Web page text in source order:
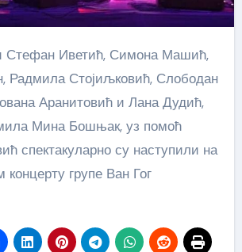
Радмила Стојиљковић, Слободан
Аранитовић и Лана Дудић,
Мина Бошњак, уз помоћ
спектакуларно су наступили на
групе Ван Гог